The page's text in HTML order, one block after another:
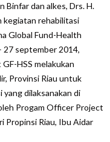
Binfar dan alkes, Drs. H.
kegiatan rehabilitasi
Global Fund-Health
27 september 2014,
HSS melakukan
Provinsi Riau untuk
dilaksanakan di
Progam Officer Project
Propinsi Riau, Ibu Aidar